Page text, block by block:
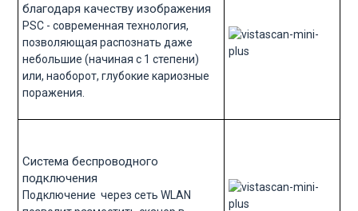
благодаря качеству изображения
PSC - современная технология,
позволяющая распознать даже
небольшие (начиная с 1 степени)
или, наоборот, глубокие кариозные
поражения.
Система беспроводного
подключения
Подключение через сеть WLAN